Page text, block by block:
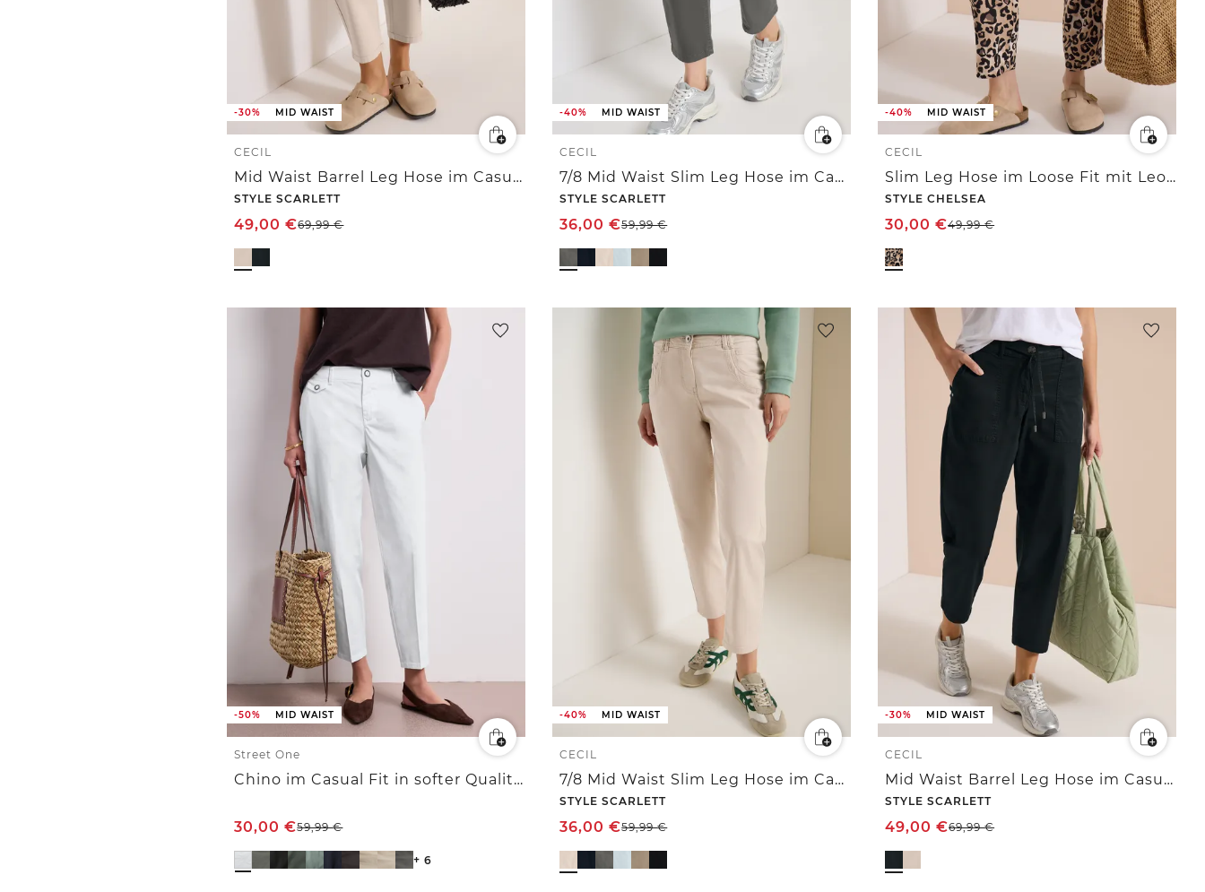
-30% MID WAIST
CECIL
Mid Waist Barrel Leg Hose im Casual Fit
STYLE SCARLETT
49,00€69,99€
-40% MID WAIST
CECIL
7/8 Mid Waist Slim Leg Hose im Casual Fit
STYLE SCARLETT
36,00€59,99€
-40% MID WAIST
CECIL
Slim Leg Hose im Loose Fit mit Leo-Muster
STYLE CHELSEA
30,00€49,99€
-50% MID WAIST
Street One
Chino im Casual Fit in softer Qualität
30,00€59,99€
+ 6
-40% MID WAIST
CECIL
7/8 Mid Waist Slim Leg Hose im Casual Fit
STYLE SCARLETT
36,00€59,99€
-30% MID WAIST
CECIL
Mid Waist Barrel Leg Hose im Casual Fit
STYLE SCARLETT
49,00€69,99€